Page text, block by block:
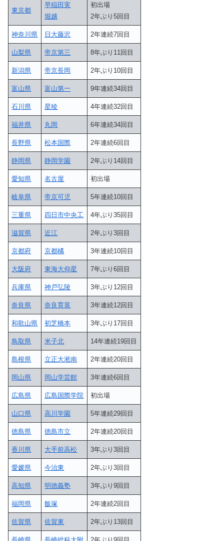
東京都
早稲田実
堀越
初出場
2年ぶり5回目
神奈川県 日大藤沢 2年連続7回目
山梨県 帝京第三 8年ぶり11回目
新潟県 帝京長岡 2年ぶり10回目
富山県 富山第一 9年連続34回目
石川県 星稜 4年連続32回目
福井県 丸岡 6年連続34回目
長野県 松本国際 2年連続6回目
静岡県 静岡学園 2年ぶり14回目
愛知県 名古屋 初出場
岐阜県 帝京可児 5年連続10回目
三重県 四日市中央工 4年ぶり35回目
滋賀県 近江 2年ぶり3回目
京都府 京都橘 3年連続10回目
大阪府 東海大仰星 7年ぶり6回目
兵庫県 神戸弘陵 3年ぶり12回目
奈良県 奈良育英 3年連続12回目
和歌山県 初芝橋本 3年ぶり17回目
鳥取県 米子北 14年連続19回目
島根県 立正大淞南 2年連続20回目
岡山県 岡山学芸館 3年連続6回目
広島県 広島国際学院 初出場
山口県 高川学園 5年連続29回目
徳島県 徳島市立 2年連続20回目
香川県 大手前高松 3年ぶり3回目
愛媛県 今治東 2年ぶり3回目
高知県 明徳義塾 3年ぶり9回目
福岡県 飯塚 2年連続2回目
佐賀県 佐賀東 2年ぶり13回目